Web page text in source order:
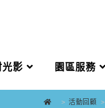
光影 園區服務
> 活動回顧 >